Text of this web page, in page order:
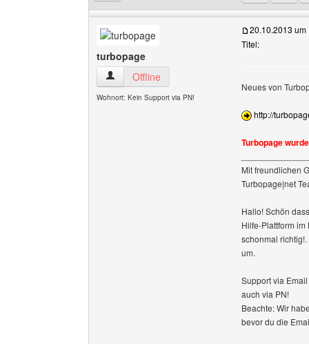
turbopage
turbopage Benutzer-Profile anzeigen
Offline
Wohnort: Kein Support via PN!
20.10.2013 um
Titel:
Neues von
http://
Turbopage
Mit freundlichen
Turbopage|net
Hallo! Schön
Hilfe-Plattform
schonmal
um.
Support via
auch via PN!
Beachte: Wir
bevor du die